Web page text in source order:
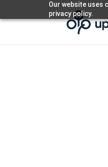
Our website uses
privacy policy.